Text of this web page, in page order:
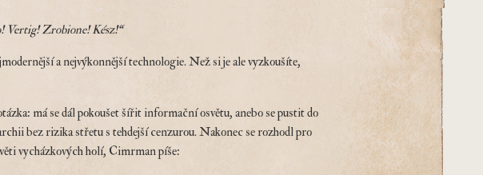
Vertig! Zrobione! Kész!“
a nejvýkonnější technologie. Než si je ale vyzkoušíte,
má se dál pokoušet šířit informační osvětu, anebo se pustit do
bez rizika střetu s tehdejší cenzurou. Nakonec se rozhodl pro
vycházkových holí, Cimrman píše: